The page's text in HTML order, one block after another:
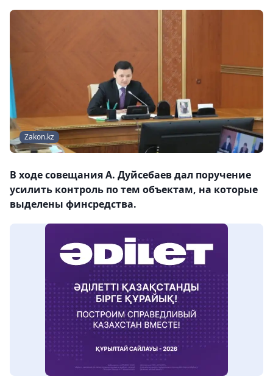
Zakon.kz
В ходе совещания А. Дуйсебаев дал поручение
усилить контроль по тем объектам, на которые
выделены финсредства.